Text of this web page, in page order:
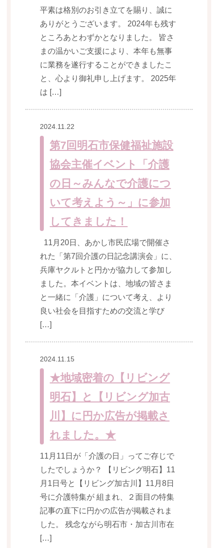
平素は格別のお引き立てを賜り、誠に
ありがとうございます。 2024年も残す
ところあとわずかとなりました。 皆さ
まの温かいご支援により、本年も無事
に業務を遂行することができましたこ
と、心より御礼申し上げます。 2025年
は […]
2024.11.22
第7回明石市保健福祉施設
協会主催イベント「介護
の日～みんなで介護につ
いて考えよう～」に参加
してきました！
11月20日、あかし市民広場で開催さ
れた「第7回介護の日記念講演会」に、
兵庫ヤクルトと円かが協力して参加し
ました。本イベントは、地域の皆さま
と一緒に「介護」について考え、より
良い社会を目指すための交流と学び
[…]
2024.11.15
★地域密着の【リビング
明石】と【リビング加古
川】に円か広告が掲載さ
れました。★
11月11日が「介護の日」ってご存じで
したでしょうか？ 【リビング明石】11
月1日号と【リビング加古川】11月8日
号に介護特集が 組まれ、２面目の特集
記事の直下に円かの広告が掲載されま
した。 残念ながら明石市・加古川市在
[…]